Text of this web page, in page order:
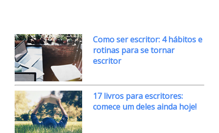
Como ser escritor: 4 hábitos e
rotinas para se tornar
escritor
17 livros para escritores:
comece um deles ainda hoje!